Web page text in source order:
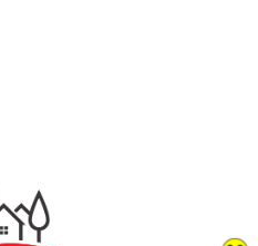
Egyesület